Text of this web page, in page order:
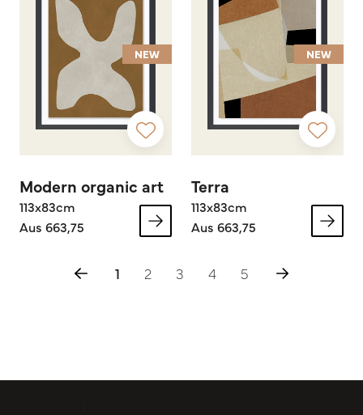
NEW
Modern organic art
113x83cm
Aus 663,75
NEW
Terra
113x83cm
Aus 663,75
1 2 3 4 5